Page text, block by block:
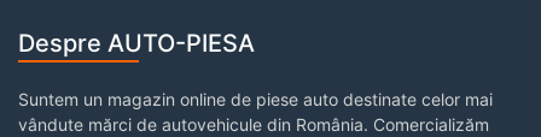
Despre AUTO-PIESA
Suntem un magazin online de piese auto destinate celor mai
vândute mărci de autovehicule din România. Comercializăm